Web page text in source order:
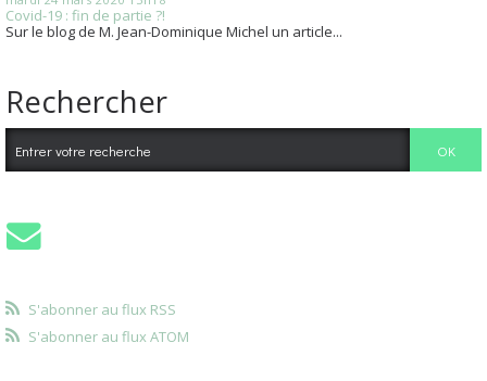
Covid-19 : fin de partie ?!
Sur le blog de M. Jean-Dominique Michel un article...
Rechercher
S'abonner au flux RSS
S'abonner au flux ATOM